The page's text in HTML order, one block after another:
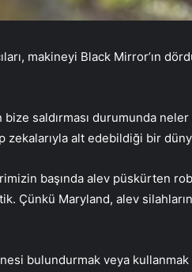
makineyi Black Mirror’ın
saldırması durumunda
zekalarıyla alt edebildiği bir
başında alev püskürten
Çünkü Maryland, alev
bulundurmak veya